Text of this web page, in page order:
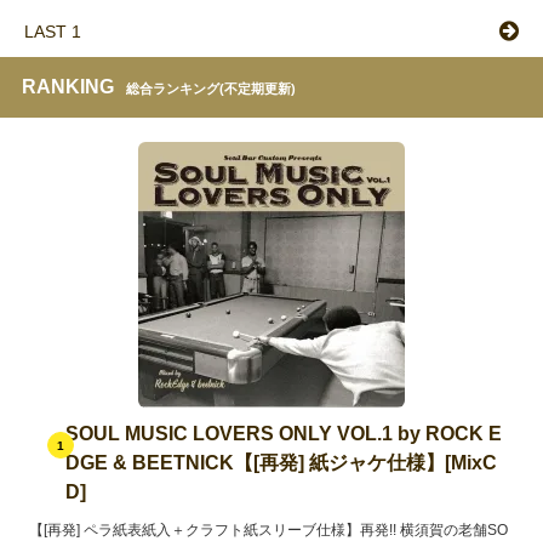
LAST 1
RANKING 総合ランキング(不定期更新)
1
SOUL MUSIC LOVERS ONLY VOL.1 by ROCK E
DGE & BEETNICK【[再発] 紙ジャケ仕様】[MixC
D]
【[再発] ペラ紙表紙入＋クラフト紙スリーブ仕様】再発!! 横須賀の老舗SO